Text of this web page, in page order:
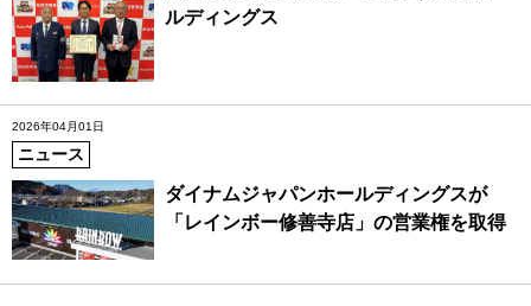
ルディングス
2026年04月01日
ニュース
ダイナムジャパンホールディングスが
「レインボー修善寺店」の営業権を取得